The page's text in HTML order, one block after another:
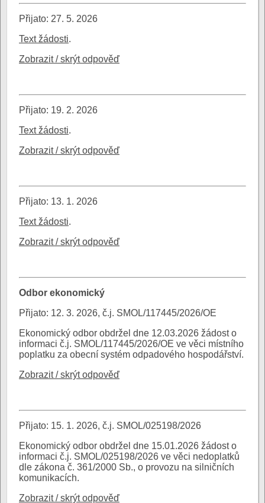
Přijato: 27. 5. 2026
Text žádosti.
Zobrazit / skrýt odpověď
Přijato: 19. 2. 2026
Text žádosti.
Zobrazit / skrýt odpověď
Přijato: 13. 1. 2026
Text žádosti.
Zobrazit / skrýt odpověď
Odbor ekonomický
Přijato: 12. 3. 2026, č.j. SMOL/117445/2026/OE
Ekonomický odbor obdržel dne 12.03.2026 žádost o
informaci č.j. SMOL/117445/2026/OE ve věci místního
poplatku za obecní systém odpadového hospodářství.
Zobrazit / skrýt odpověď
Přijato: 15. 1. 2026, č.j. SMOL/025198/2026
Ekonomický odbor obdržel dne 15.01.2026 žádost o
informaci č.j. SMOL/025198/2026 ve věci nedoplatků
dle zákona č. 361/2000 Sb., o provozu na silničních
komunikacích.
Zobrazit / skrýt odpověď